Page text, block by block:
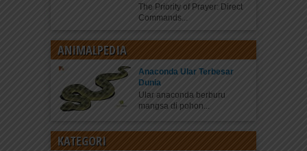
The Priority of Prayer: Direct
Commands...
ANIMALPEDIA
Anaconda Ular Terbesar
Dunia
Ular anaconda berburu
mangsa di pohon...
KATEGORI